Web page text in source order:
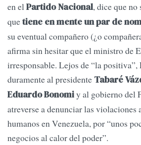
en elPartido Nacional, dice que no
quetiene en mente un par de
su eventual compañero (¿o
afirma sin hesitar que el ministro de
irresponsable. Lejos de “la
duramente al presidente Tabaré
Eduardo Bonomiy al gobierno del
atreverse a denunciar las violaciones
humanos en Venezuela, por “unos
negocios al calor del poder”.